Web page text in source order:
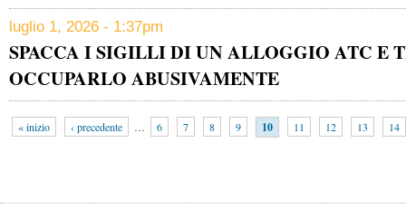
luglio 1, 2026 - 1:37pm
SPACCA I SIGILLI DI UN ALLOGGIO ATC E
OCCUPARLO ABUSIVAMENTE
« inizio ‹ precedente … 6 7 8 9 10 11 12 13 14